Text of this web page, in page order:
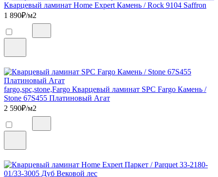
Кварцевый ламинат Home Expert Камень / Rock 9104 Saffron
1 890₽/м2
fargo,spc,stone,Fargo Кварцевый ламинат SPC Fargo Камень /
Stone 67S455 Платиновый Агат
2 590₽/м2